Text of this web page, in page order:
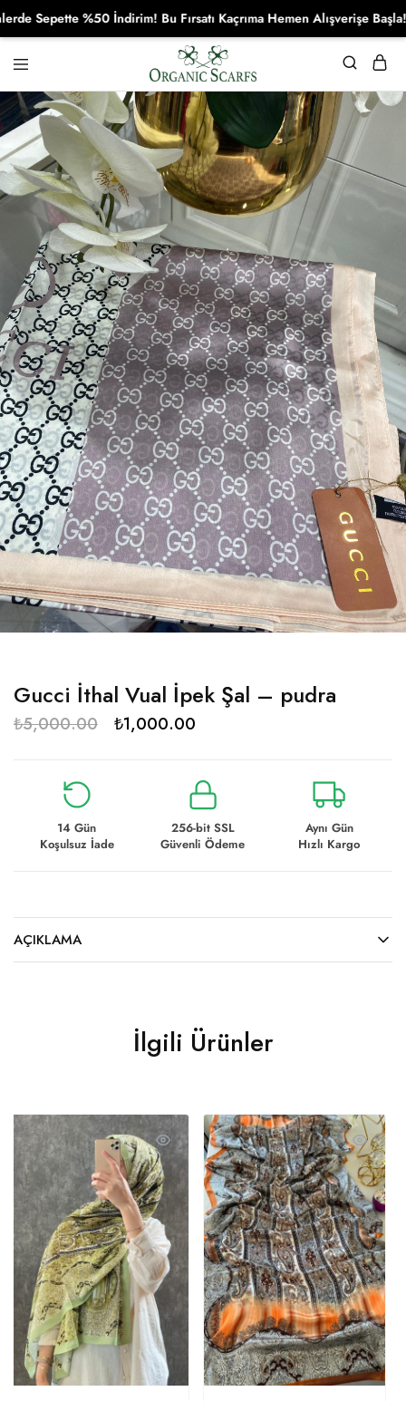
Organikscarf
Gucci İthal Vual İpek Şal – pudra
₺5,000.00 ₺1,000.00
14 Gün
Koşulsuz İade
256-bit SSL
Güvenli Ödeme
Aynı Gün
Hızlı Kargo
AÇIKLAMA
İlgili Ürünler
Sepette %50 İndirim! Bu Fırsatı Kaçrıma Hemen Alışverişe Başla!